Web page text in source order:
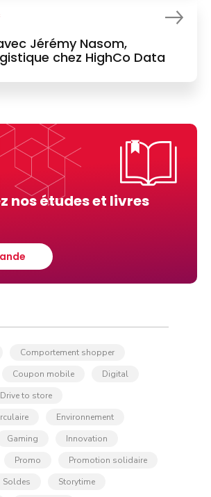
Jérémy Nasom,
chez HighCo Data
nos études et livres
Comportement shopper
Coupon mobile
Digital
Drive to store
Environnement
Gaming
Innovation
Promo
Promotion solidaire
Soldes
Storytime